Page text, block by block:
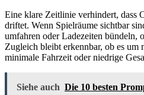
Eine klare Zeitlinie verhindert, dass
driftet. Wenn Spielräume sichtbar
umfahren oder Ladezeiten bündeln,
Zugleich bleibt erkennbar, ob es um
minimale Fahrzeit oder niedrige
Siehe auch Die 10 besten